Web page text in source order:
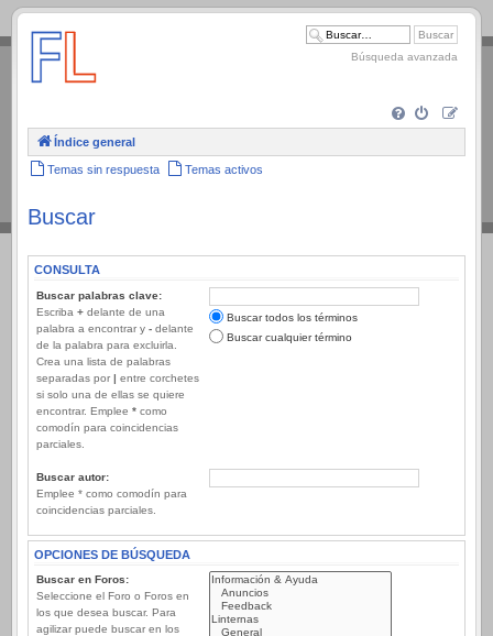
.
Búsqueda avanzada
Índice general
Temas sin respuesta Temas activos
Buscar
CONSULTA
Buscar palabras clave:
Escriba + delante de una
palabra a encontrar y - delante
de la palabra para excluirla.
Crea una lista de palabras
separadas por | entre corchetes
si solo una de ellas se quiere
encontrar. Emplee * como
comodín para coincidencias
parciales.
Buscar todos los términos
Buscar cualquier término
Buscar autor:
Emplee * como comodín para
coincidencias parciales.
OPCIONES DE BÚSQUEDA
Buscar en Foros:
Seleccione el Foro o Foros en
los que desea buscar. Para
agilizar puede buscar en los